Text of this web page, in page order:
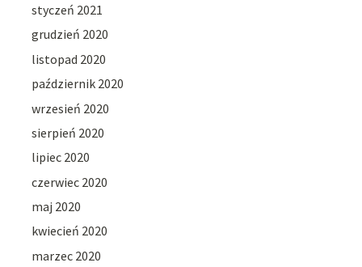
styczeń 2021
grudzień 2020
listopad 2020
październik 2020
wrzesień 2020
sierpień 2020
lipiec 2020
czerwiec 2020
maj 2020
kwiecień 2020
marzec 2020